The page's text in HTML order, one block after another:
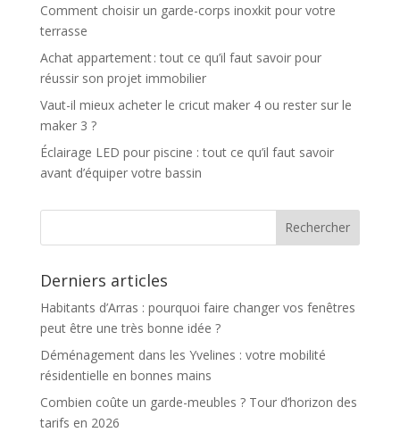
Comment choisir un garde-corps inoxkit pour votre
terrasse
Achat appartement : tout ce qu’il faut savoir pour
réussir son projet immobilier
Vaut-il mieux acheter le cricut maker 4 ou rester sur le
maker 3 ?
Éclairage LED pour piscine : tout ce qu’il faut savoir
avant d’équiper votre bassin
Derniers articles
Habitants d’Arras : pourquoi faire changer vos fenêtres
peut être une très bonne idée ?
Déménagement dans les Yvelines : votre mobilité
résidentielle en bonnes mains
Combien coûte un garde-meubles ? Tour d’horizon des
tarifs en 2026